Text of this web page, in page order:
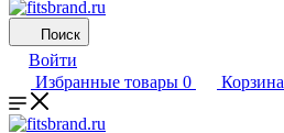
Поиск
Войти
Избранные товары 0 Корзина